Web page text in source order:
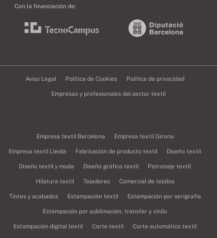
Con la financiación de:
Aviso Legal Política de Cookies Política de privacidad
Empresas y profesionales del sector textil
Empresa textil Barcelona Empresa textil Girona
Empresa textil Lleida Fabricación de producto textil Diseño textil
Diseño textil y moda Diseño gráfico textil Patronaje textil
Hilatura textil Tejedores Comercial de tejidos
Tintes y acabados Estampación textil Estampación por serigrafía
Estampación por sublimación, transfer y vinilo
Estampación digital textil Corte textil Corte automático textil